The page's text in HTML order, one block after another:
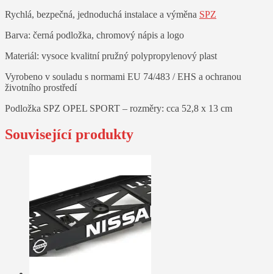
Rychlá, bezpečná, jednoduchá instalace a výměna SPZ
Barva: černá podložka, chromový nápis a logo
Materiál: vysoce kvalitní pružný polypropylenový plast
Vyrobeno v souladu s normami EU 74/483 / EHS a ochranou
životního prostředí
Podložka SPZ OPEL SPORT – rozměry: cca 52,8 x 13 cm
Související produkty